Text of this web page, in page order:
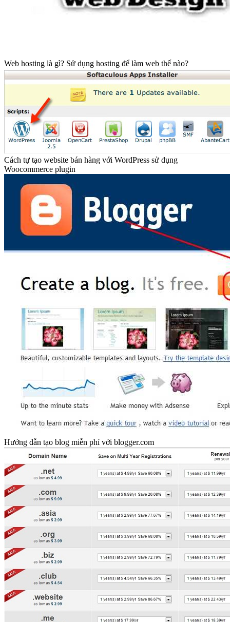
Web hosting là gì? Sử dụng hosting để làm web thế nào?
Cách tự tạo website bán hàng với WordPress sử dụng
Woocommerce plugin
Hướng dẫn tạo blog miễn phí với blogger.com